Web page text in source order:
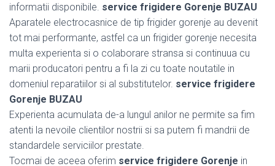
informatii disponibile. service frigidere Gorenje BUZAU
Aparatele electrocasnice de tip frigider gorenje au devenit
tot mai performante, astfel ca un frigider gorenje necesita
multa experienta si o colaborare stransa si continuua cu
marii producatori pentru a fi la zi cu toate noutatile in
domeniul reparatiilor si al substitutelor. service frigidere
Gorenje BUZAU
Experienta acumulata de-a lungul anilor ne permite sa fim
atenti la nevoile clientilor nostrii si sa putem fi mandrii de
standardele serviciilor prestate.
Tocmai de aceea oferim service frigidere Gorenje in